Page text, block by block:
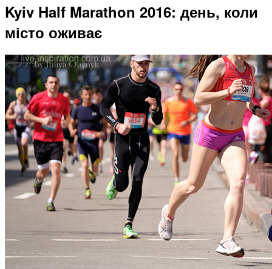
Kyiv Half Marathon 2016: день, коли
місто оживає